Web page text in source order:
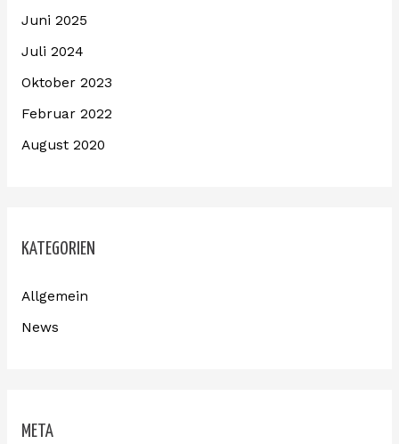
Juni 2025
Juli 2024
Oktober 2023
Februar 2022
August 2020
KATEGORIEN
Allgemein
News
META